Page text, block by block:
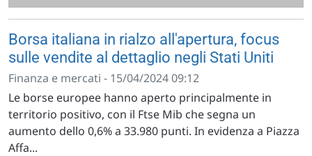
Borsa italiana in rialzo all'apertura, focus
sulle vendite al dettaglio negli Stati Uniti
Finanza e mercati - 15/04/2024 09:12
Le borse europee hanno aperto principalmente in
territorio positivo, con il Ftse Mib che segna un
aumento dello 0,6% a 33.980 punti. In evidenza a Piazza
Affa...